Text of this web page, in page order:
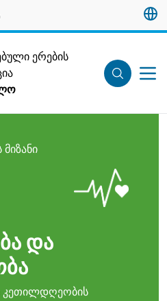
ერების
და
კეთილდღეობის